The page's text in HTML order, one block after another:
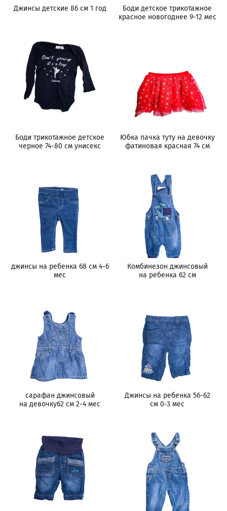
Джинсы детские 86 см 1 год
Боди детское трикотажное
красное новогоднее 9-12 мес
Боди трикотажное детское
черное 74-80 см унисекс
Юбка пачка туту на девочку
фатиновая красная 74 см
джинсы на ребенка 68 см 4-6
мес
Комбинезон джинсовый
на ребенка 62 см
сарафан джинсовый
на девочку62 см 2-4 мес
Джинсы на ребенка 56-62
см 0-3 мес